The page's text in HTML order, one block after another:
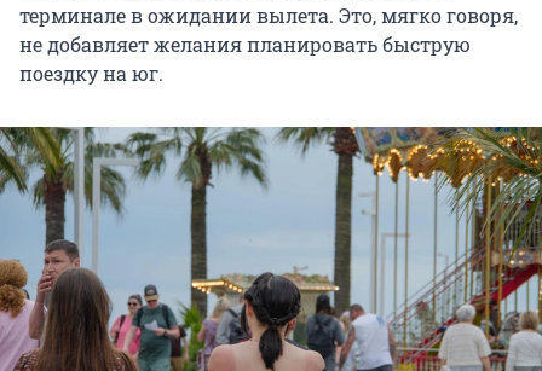
терминале в ожидании вылета. Это, мягко говоря,
не добавляет желания планировать быструю
поездку на юг.